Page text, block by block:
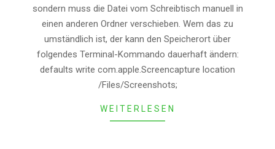
sondern muss die Datei vom Schreibtisch manuell in
einen anderen Ordner verschieben. Wem das zu
umständlich ist, der kann den Speicherort über
folgendes Terminal-Kommando dauerhaft ändern:
defaults write com.apple.Screencapture location
/Files/Screenshots;
WEITERLESEN